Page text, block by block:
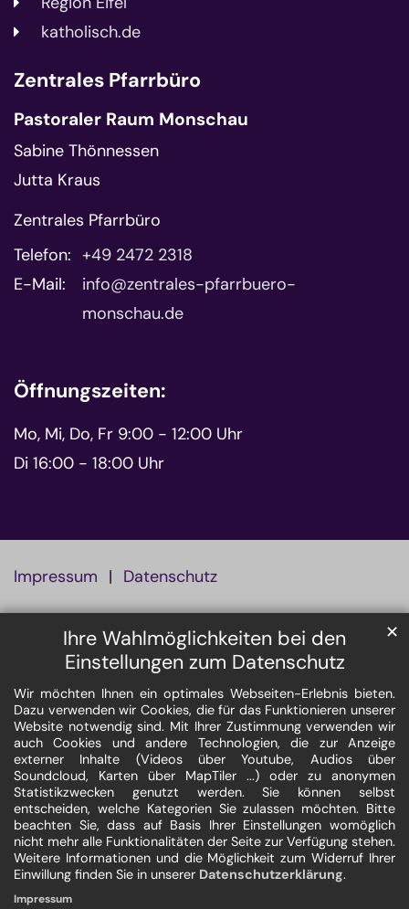
Ihre Wahlmöglichkeiten bei den
Einstellungen zum Datenschutz
Wir möchten Ihnen ein optimales Webseiten-Erlebnis bieten.
Dazu verwenden wir Cookies, die für das Funktionieren unserer
Website notwendig sind. Mit Ihrer Zustimmung verwenden wir
auch Cookies und andere Technologien, die zur Anzeige
externer Inhalte (Videos über Youtube, Audios über
Soundcloud, Karten über MapTiler ...) oder zu anonymen
Statistikzwecken genutzt werden. Sie können selbst
entscheiden, welche Kategorien Sie zulassen möchten. Bitte
beachten Sie, dass auf Basis Ihrer Einstellungen womöglich
nicht mehr alle Funktionalitäten der Seite zur Verfügung stehen.
Weitere Informationen und die Möglichkeit zum Widerruf Ihrer
Einwillung finden Sie in unserer Datenschutzerklärung.
✕
Impressum
katholisch.de
Zentrales Pfarrbüro
Pastoraler Raum Monschau
Sabine Thönnessen
Jutta Kraus
Zentrales Pfarrbüro
Telefon: +49 2472 2318
E-Mail:
info@zentrales-pfarrbuero-
monschau.de
Öffnungszeiten:
Mo, Mi, Do, Fr 9:00 - 12:00 Uhr
Di 16:00 - 18:00 Uhr
Impressum Datenschutz